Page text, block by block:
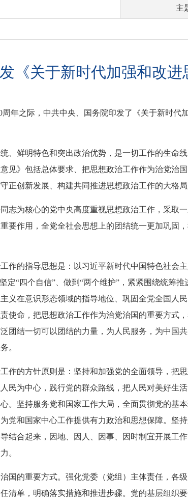
主
《关于新时代加强和改进
年之际，中共中央、国务院印发了《关于新时
、鲜明特色和突出政治优势，是一切工作的生命
见》包括总体要求、把思想政治工作作为治党治
正创新发展、构建共同推进思想政治工作的大格局
志为核心的党中央高度重视思想政治工作，采取
要作用，全党全社会思想上的团结统一更加巩固
作的指导思想是：以习近平新时代中国特色社会
定“四个自信”、做到“两个维护”，紧紧围绕统筹
义在意识形态领域的指导地位、巩固全党全国人
使命，把思想政治工作作为治党治国的重要方式
团结一切可以团结的力量，为人民服务，为中国
。
作的方针原则是：坚持和加强党的全面领导，把
民为中心，践行党的群众路线，把人民对美好生
。坚持服务党和国家工作大局，全面贯彻党的基
党和国家中心工作提供有力政治和思想保障。坚
结合起来，因地、因人、因事、因时制宜开展工
。
国的重要方式。强化党委（党组）主体责任，各
清单，明确落实措施和推进步骤。党的基层组织